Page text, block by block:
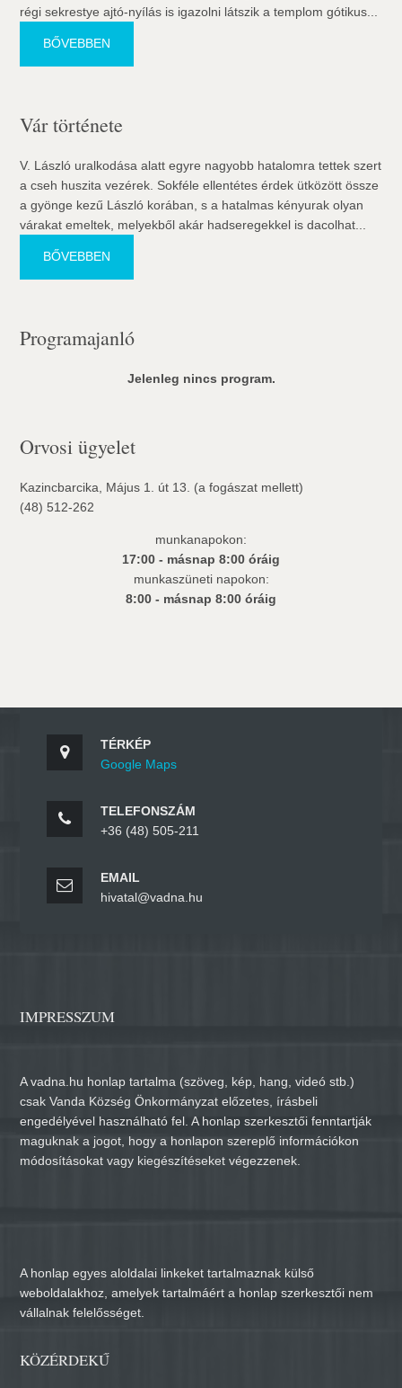
régi sekrestye ajtó-nyílás is igazolni látszik a templom gótikus...
BŐVEBBEN
Vár története
V. László uralkodása alatt egyre nagyobb hatalomra tettek szert
a cseh huszita vezérek. Sokféle ellentétes érdek ütközött össze
a gyönge kezű László korában, s a hatalmas kényurak olyan
várakat emeltek, melyekből akár hadseregekkel is dacolhat...
BŐVEBBEN
Programajanló
Jelenleg nincs program.
Orvosi ügyelet
Kazincbarcika, Május 1. út 13. (a fogászat mellett)
(48) 512-262
munkanapokon:
17:00 - másnap 8:00 óráig
munkaszüneti napokon:
8:00 - másnap 8:00 óráig
TÉRKÉP
Google Maps
TELEFONSZÁM
+36 (48) 505-211
EMAIL
hivatal@vadna.hu
IMPRESSZUM
A vadna.hu honlap tartalma (szöveg, kép, hang, videó stb.)
csak Vanda Község Önkormányzat előzetes, írásbeli
engedélyével használható fel. A honlap szerkesztői fenntartják
maguknak a jogot, hogy a honlapon szereplő információkon
módosításokat vagy kiegészítéseket végezzenek.
A honlap egyes aloldalai linkeket tartalmaznak külső
weboldalakhoz, amelyek tartalmáért a honlap szerkesztői nem
vállalnak felelősséget.
KÖZÉRDEKŰ